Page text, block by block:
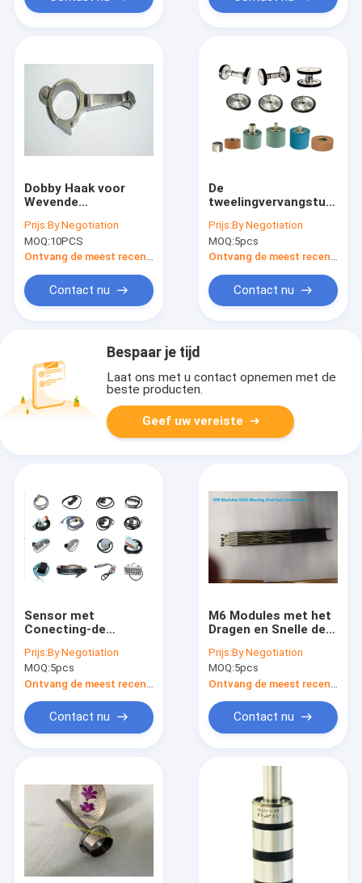
Dobby Haak voor
Wevende
voor Onderhoud
Prijs:By Negotiation
MOQ:10PCS
Ontvang de meest recente Prijs
Contact nu
De
tweelingvervangstukken
Textiel Spinnende
Machines
Prijs:By Negotiation
MOQ:5pcs
Ontvang de meest recente Prijs
Contact nu
Bespaar je tijd
Laat ons met u contact opnemen met de
beste producten.
Geef uw vereiste
Sensor met
Conecting-de
Sensor van de Kabel
Wevende Machine
Prijs:By Negotiation
MOQ:5pcs
Contact nu
M6 Modules met het
Dragen en Snelle de
van
voor Jacquard
Prijs:By Negotiation
MOQ:5pcs
Contact nu